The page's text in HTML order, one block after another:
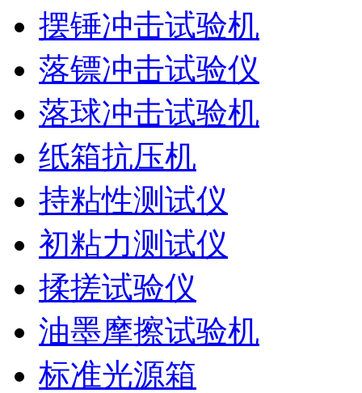
摆锤冲击试验机
落镖冲击试验仪
落球冲击试验机
纸箱抗压机
持粘性测试仪
初粘力测试仪
揉搓试验仪
油墨摩擦试验机
标准光源箱